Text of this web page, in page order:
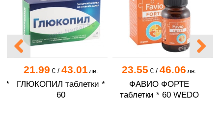
*
21.99 €/ 43.01лв.
ГЛЮКОПИЛ таблетки *
60
23.55 €/ 46.06 лв.
ФАВИО ФОРТЕ
таблетки * 60 WEDO